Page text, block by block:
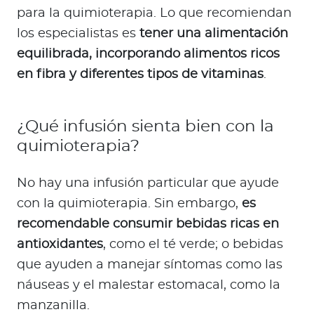
para la quimioterapia. Lo que recomiendan
los especialistas es tener una alimentación
equilibrada, incorporando alimentos ricos
en fibra y diferentes tipos de vitaminas.
¿Qué infusión sienta bien con la
quimioterapia?
No hay una infusión particular que ayude
con la quimioterapia. Sin embargo, es
recomendable consumir bebidas ricas en
antioxidantes, como el té verde; o bebidas
que ayuden a manejar síntomas como las
náuseas y el malestar estomacal, como la
manzanilla.